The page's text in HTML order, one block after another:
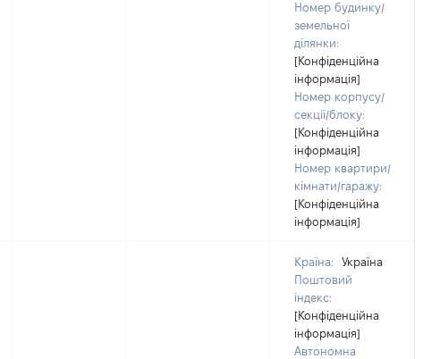
Номер будинку/
земельної
ділянки:
[Конфіденційна
інформація]
Номер корпусу/
секції/блоку:
[Конфіденційна
інформація]
Номер квартири/
кімнати/гаражу:
[Конфіденційна
інформація]
Країна:
Україна
Поштовий
індекс:
[Конфіденційна
інформація]
Автономна